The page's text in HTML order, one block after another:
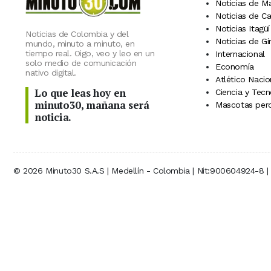
Noticias de Colombia y del
mundo, minuto a minuto, en
tiempo real. Oigo, veo y leo en un
solo medio de comunicación
nativo digital.
Lo que leas hoy en
minuto30, mañana será
noticia.
Noticias de
Noticias de
Noticias Itagüí
Noticias de
Internacional
Economía
Atlético
Ciencia y
Mascotas
© 2026 Minuto30 S.A.S | Medellín - Colombia | Nit:900604924-8